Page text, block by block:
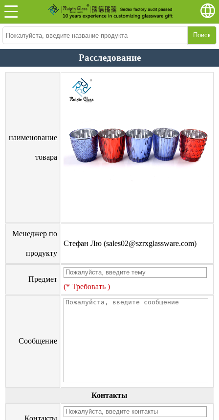
Поиск
Расследование
наименование
товара
Менеджер по
продукту
Стефан Лю (sales02@szrxglassware.com)
Предмет
(* Требовать )
Сообщение
Контакты
Контакты